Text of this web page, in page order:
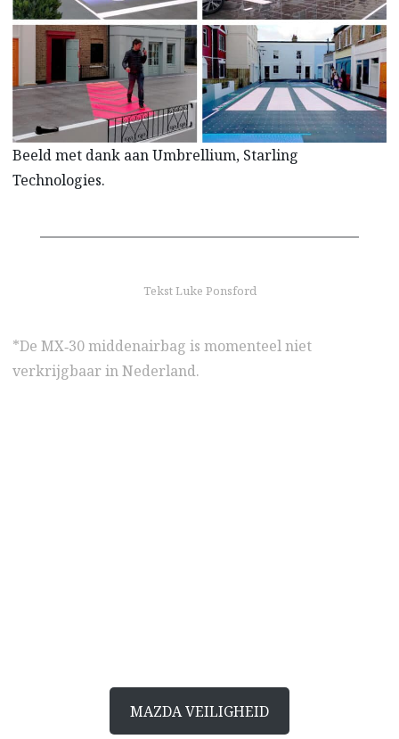
Beeld met dank aan Umbrellium, Starling
Technologies.
Tekst Luke Ponsford
*De MX‑30 middenairbag is momenteel niet
verkrijgbaar in Nederland.
MAZDA VEILIGHEID